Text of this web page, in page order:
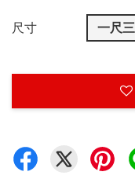
尺寸 一尺三